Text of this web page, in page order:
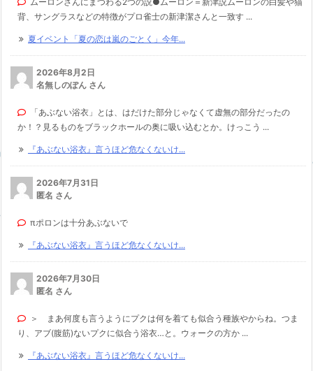
背、サングラスなどの特徴がプロ雀士の新津潔さんと一致す ...
夏イベント「夏の恋は嵐のごとく」今年...
2026年8月2日
名無しのぽん さん
「あぶない浴衣」とは、はだけた部分じゃなくて虚無の部分だったの
か！？見るものをブラックホールの奥に吸い込むとか。けっこう ...
『あぶない浴衣』言うほど危なくないけ...
2026年7月31日
匿名 さん
πポロンは十分あぶないで
『あぶない浴衣』言うほど危なくないけ...
2026年7月30日
匿名 さん
＞ まあ何度も言うようにプクは何を着ても似合う種族やからね。つま
り、アブ(腹筋)ないプクに似合う浴衣…と。ウォークの方か ...
『あぶない浴衣』言うほど危なくないけ...